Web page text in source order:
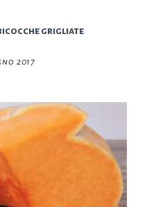
grigliate
2017